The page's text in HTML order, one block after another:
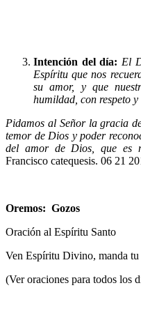
Intención del día: El
Espíritu que nos
su amor, y que
humildad, con respeto
Pidamos al Señor la gracia
temor de Dios y poder
del amor de Dios, que es
Francisco catequesis. 06 21
Oremos: Gozos
Oración al Espíritu Santo
Ven Espíritu Divino, manda
(Ver oraciones para todos los